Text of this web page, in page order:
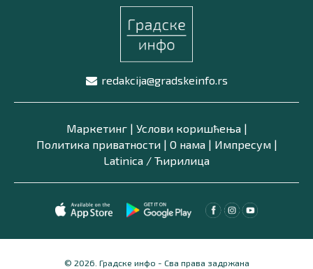
redakcija@gradskeinfo.rs
Маркетинг| Услови коришћења|
Политика приватности| О нама| Импресум|
Latinica / Ћирилица
© 2026. Градске инфо - Сва права задржана